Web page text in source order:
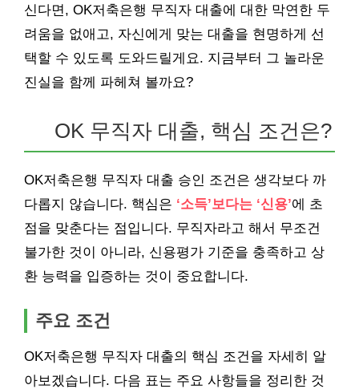
신다면, OK저축은행 무직자 대출에 대한 막연한 두
려움을 없애고, 자신에게 맞는 대출을 현명하게 선
택할 수 있도록 도와드릴게요. 지금부터 그 놀라운
진실을 함께 파헤쳐 볼까요?
OK 무직자 대출, 핵심 조건은?
OK저축은행 무직자 대출 승인 조건은 생각보다 까
다롭지 않습니다. 핵심은 ‘소득’보다는 ‘신용’에 초
점을 맞춘다는 점입니다. 무직자라고 해서 무조건
불가한 것이 아니라, 신용평가 기준을 충족하고 상
환 능력을 입증하는 것이 중요합니다.
주요 조건
OK저축은행 무직자 대출의 핵심 조건을 자세히 알
아보겠습니다. 다음 표는 주요 사항들을 정리한 것